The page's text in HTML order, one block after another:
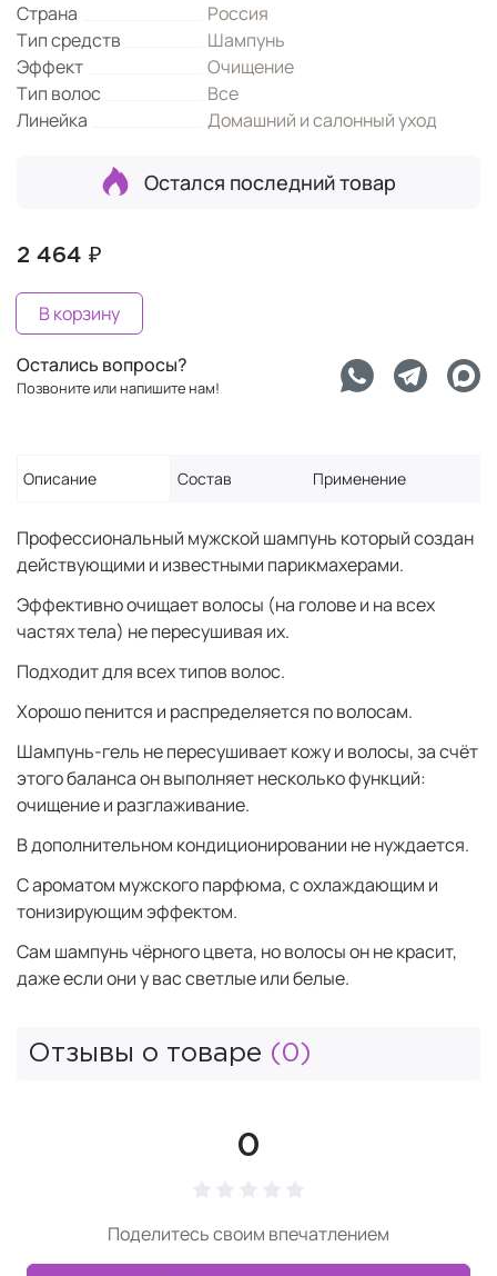
Страна
Россия
Тип средств
Шампунь
Эффект
Очищение
Тип волос
Все
Линейка
Домашний и салонный уход
Остался последний товар
2 464 ₽
В корзину
Остались вопросы?
Позвоните или напишите нам!
Описание Состав Применение
Профессиональный мужской шампунь который создан
действующими и известными парикмахерами.
Эффективно очищает волосы (на голове и на всех
частях тела) не пересушивая их.
Подходит для всех типов волос.
Хорошо пенится и распределяется по волосам.
Шампунь-гель не пересушивает кожу и волосы, за счёт
этого баланса он выполняет несколько функций:
очищение и разглаживание.
В дополнительном кондиционировании не нуждается.
С ароматом мужского парфюма, с охлаждающим и
тонизирующим эффектом.
Сам шампунь чёрного цвета, но волосы он не красит,
даже если они у вас светлые или белые.
Отзывы о товаре (0)
0
Поделитесь своим впечатлением